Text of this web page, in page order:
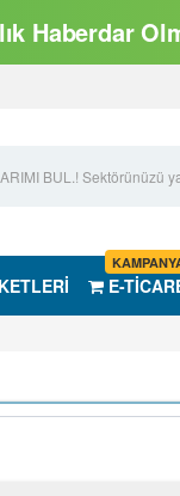
Haberdar
E-